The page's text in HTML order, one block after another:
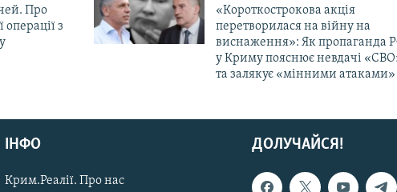
Про
операції з
«Короткострокова акція
перетворилася на війну на
виснаження»: Як пропаганда
у Криму пояснює невдачі
та залякує «мінними атаками»
ДОЛУЧАЙСЯ!
ІНФО
Крим.Реалії. Про нас